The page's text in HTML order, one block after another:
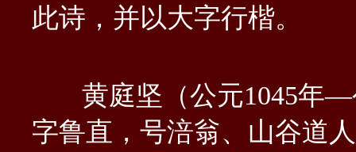
此诗，并以大字行楷。
黄庭坚（公元1045年—
字鲁直，号涪翁、山谷道